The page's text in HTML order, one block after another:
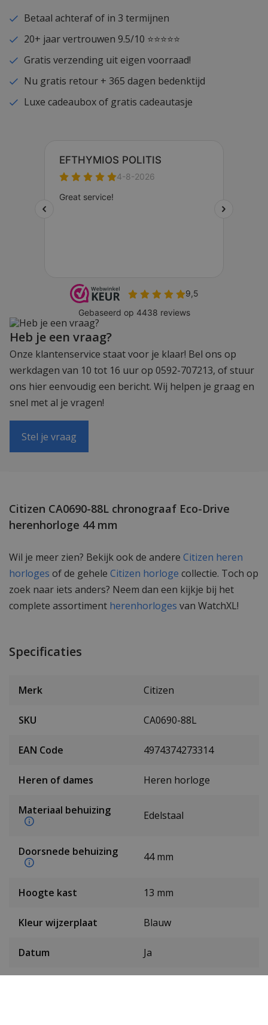
Betaal achteraf of in 3 termijnen
20+ jaar vertrouwen 9.5/10 ⭐⭐⭐⭐⭐
Gratis verzending uit eigen voorraad!
Nu gratis retour + 365 dagen bedenktijd
Luxe cadeaubox of gratis cadeautasje
Heb je een vraag?
Onze klantenservice staat voor je klaar! Bel ons op
werkdagen van 10 tot 16 uur op 0592-707213, of stuur
ons hier eenvoudig een bericht. Wij helpen je graag en
snel met al je vragen!
Stel je vraag
Citizen CA0690-88L chronograaf Eco-Drive
herenhorloge 44 mm
Wil je meer zien? Bekijk ook de andere Citizen heren
horloges of de gehele Citizen horloge collectie. Toch op
zoek naar iets anders? Neem dan een kijkje bij het
complete assortiment herenhorloges van WatchXL!
Specificaties
Merk Citizen
SKU CA0690-88L
EAN Code 4974374273314
Heren of dames Heren horloge
Materiaal behuizing Edelstaal
Doorsnede behuizing 44 mm
Hoogte kast 13 mm
Kleur wijzerplaat Blauw
Datum Ja